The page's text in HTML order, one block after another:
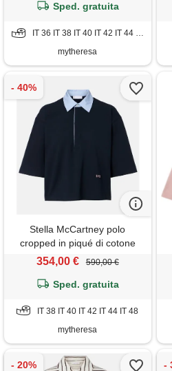
Sped. gratuita
IT 36 IT 38 IT 40 IT 42 IT 44 IT 46 IT 48
mytheresa
Stella McCartney polo
cropped in piqué di cotone
354,00 € 590,00 €
Sped. gratuita
IT 38 IT 40 IT 42 IT 44 IT 48
mytheresa